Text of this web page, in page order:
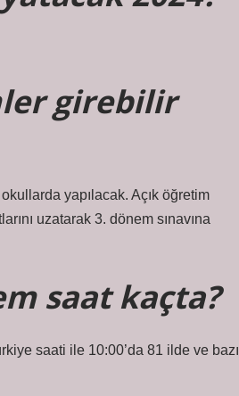
girebilir
yapılacak. Açık öğretim
uzatarak 3. dönem sınavına
saat kaçta?
saati ile 10:00’da 81 ilde ve bazı